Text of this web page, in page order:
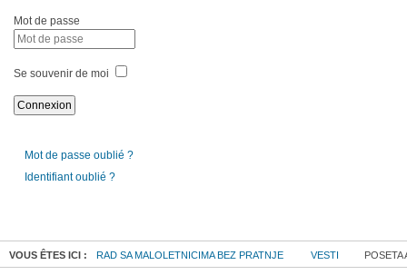
Mot de passe
Se souvenir de moi
Mot de passe oublié ?
Identifiant oublié ?
VOUS ÊTES ICI : RAD SA MALOLETNICIMA BEZ PRATNJE VESTI POSETA